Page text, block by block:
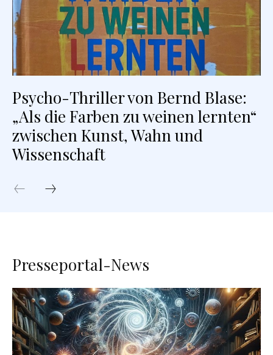
Psycho-Thriller von Bernd Blase:
„Als die Farben zu weinen lernten“
zwischen Kunst, Wahn und
Wissenschaft
Presseportal-News